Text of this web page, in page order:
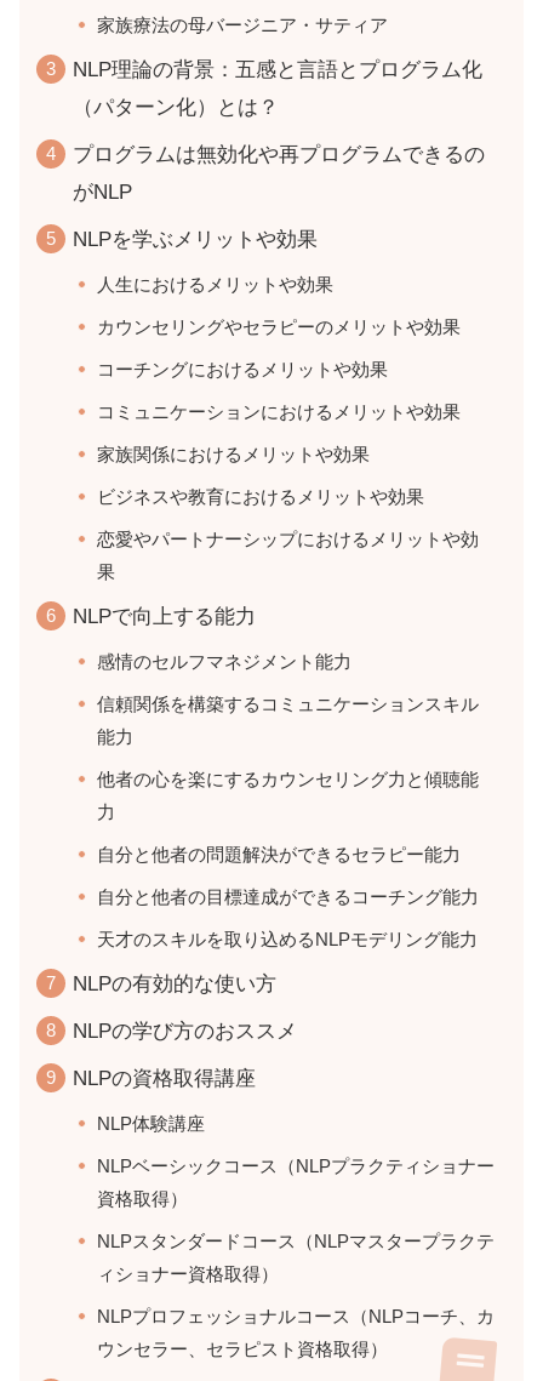
家族療法の母バージニア・サティア
NLP理論の背景：五感と言語とプログラム化
（パターン化）とは？
プログラムは無効化や再プログラムできるの
がNLP
NLPを学ぶメリットや効果
人生におけるメリットや効果
カウンセリングやセラピーのメリットや効果
コーチングにおけるメリットや効果
コミュニケーションにおけるメリットや効果
家族関係におけるメリットや効果
ビジネスや教育におけるメリットや効果
恋愛やパートナーシップにおけるメリットや効
果
NLPで向上する能力
感情のセルフマネジメント能力
信頼関係を構築するコミュニケーションスキル
能力
他者の心を楽にするカウンセリング力と傾聴能
力
自分と他者の問題解決ができるセラピー能力
自分と他者の目標達成ができるコーチング能力
天才のスキルを取り込めるNLPモデリング能力
NLPの有効的な使い方
NLPの学び方のおススメ
NLPの資格取得講座
NLP体験講座
NLPベーシックコース（NLPプラクティショナー
資格取得）
NLPスタンダードコース（NLPマスタープラクテ
ィショナー資格取得）
NLPプロフェッショナルコース（NLPコーチ、カ
ウンセラー、セラピスト資格取得）